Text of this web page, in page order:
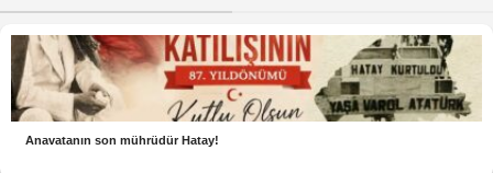
Anavatanın son mührüdür Hatay!